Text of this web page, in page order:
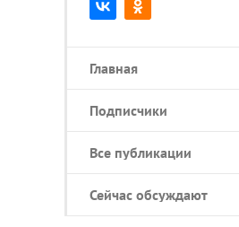
Главная
Подписчики
Все публикации
Сейчас обсуждают